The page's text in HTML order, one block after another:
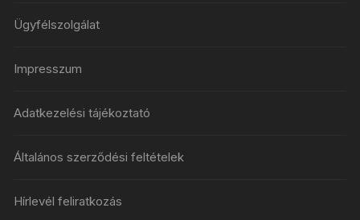
Ügyfélszolgálat
Impresszum
Adatkezelési tájékoztató
Általános szerződési feltételek
Hírlevél feliratkozás